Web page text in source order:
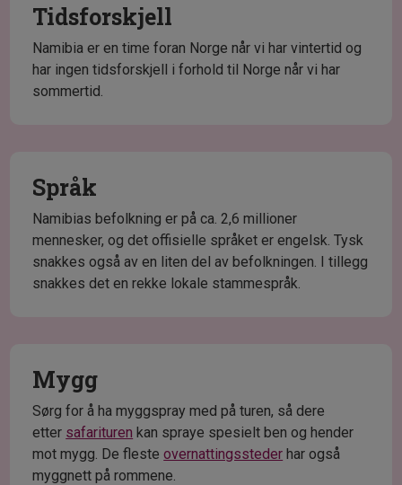
Tidsforskjell
Namibia er en time foran Norge når vi har vintertid og
har ingen tidsforskjell i forhold til Norge når vi har
sommertid.
Språk
Namibias befolkning er på ca. 2,6 millioner
mennesker, og det offisielle språket er engelsk. Tysk
snakkes også av en liten del av befolkningen. I tillegg
snakkes det en rekke lokale stammespråk.
Mygg
Sørg for å ha myggspray med på turen, så dere
etter safarituren kan spraye spesielt ben og hender
mot mygg. De flesteovernattingssteder har også
myggnett på rommene.